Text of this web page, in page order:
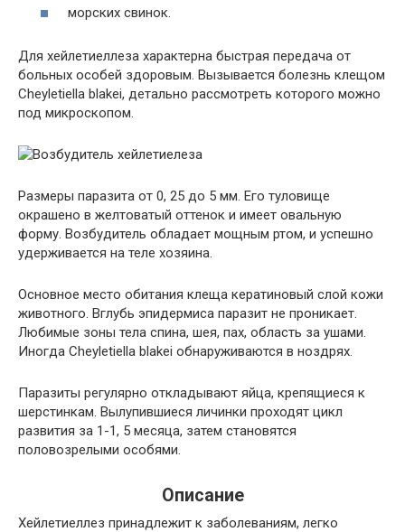
морских свинок.
Для хейлетиеллеза характерна быстрая передача от
больных особей здоровым. Вызывается болезнь клещом
Cheyletiella blakei, детально рассмотреть которого можно
под микроскопом.
Размеры паразита от 0, 25 до 5 мм. Его туловище
окрашено в желтоватый оттенок и имеет овальную
форму. Возбудитель обладает мощным ртом, и успешно
удерживается на теле хозяина.
Основное место обитания клеща кератиновый слой кожи
животного. Вглубь эпидермиса паразит не проникает.
Любимые зоны тела спина, шея, пах, область за ушами.
Иногда Cheyletiella blakei обнаруживаются в ноздрях.
Паразиты регулярно откладывают яйца, крепящиеся к
шерстинкам. Вылупившиеся личинки проходят цикл
развития за 1-1, 5 месяца, затем становятся
половозрелыми особями.
Описание
Хейлетиеллез принадлежит к заболеваниям, легко